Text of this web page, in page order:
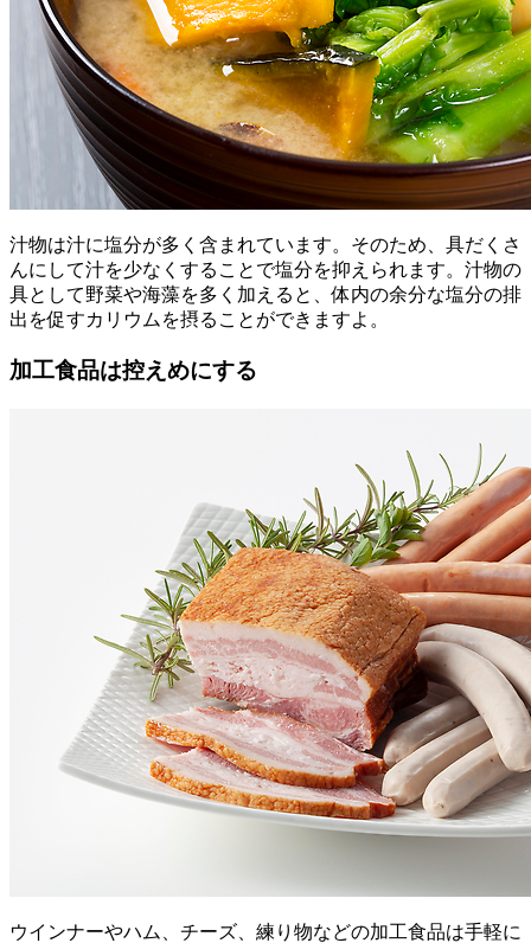
汁物は汁に塩分が多く含まれています。そのため、具だくさ
んにして汁を少なくすることで塩分を抑えられます。汁物の
具として野菜や海藻を多く加えると、体内の余分な塩分の排
出を促すカリウムを摂ることができますよ。
加工食品は控えめにする
ウインナーやハム、チーズ、練り物などの加工食品は手軽に